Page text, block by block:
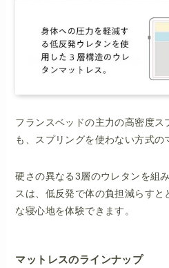
フランスベッドの主力の高密度ス
も、スプリングを使わない方式の
硬さの異なる3層のウレタンを組
スは、低反発で体の負担減らすと
な寝心地を体験できます。
マットレスのラインナップ